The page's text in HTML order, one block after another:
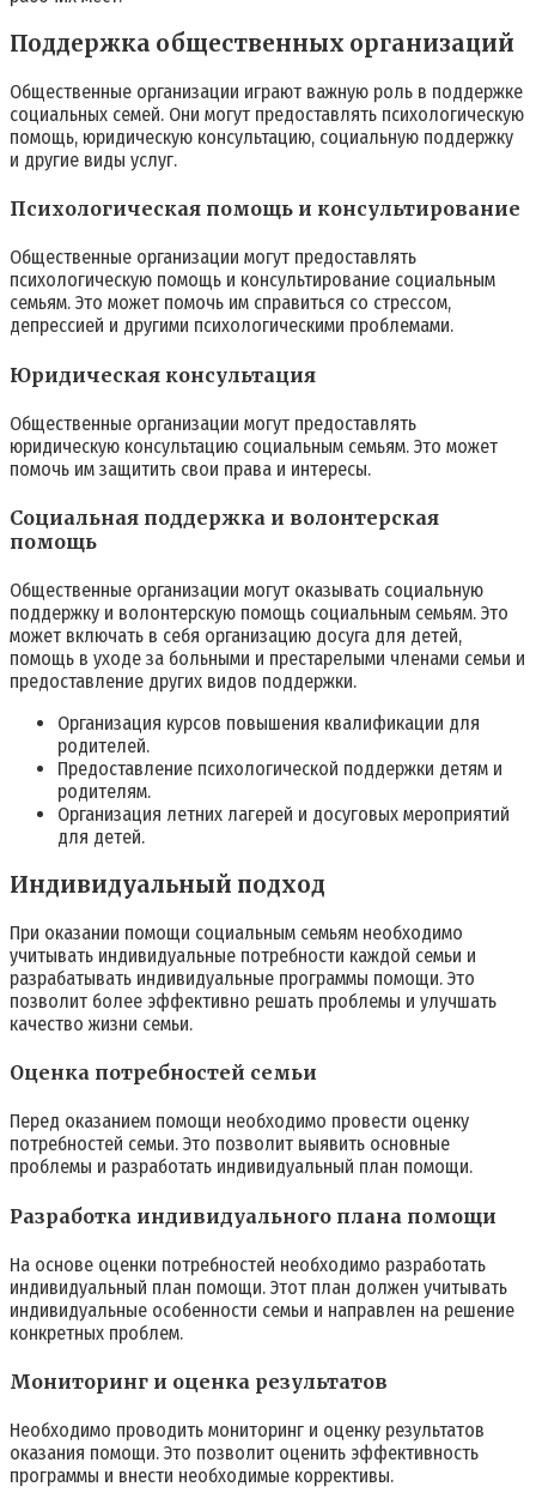
Поддержка общественных организаций
Общественные организации играют важную роль в поддержке
социальных семей. Они могут предоставлять психологическую
помощь, юридическую консультацию, социальную поддержку
и другие виды услуг.
Психологическая помощь и консультирование
Общественные организации могут предоставлять
психологическую помощь и консультирование социальным
семьям. Это может помочь им справиться со стрессом,
депрессией и другими психологическими проблемами.
Юридическая консультация
Общественные организации могут предоставлять
юридическую консультацию социальным семьям. Это может
помочь им защитить свои права и интересы.
Социальная поддержка и волонтерская
помощь
Общественные организации могут оказывать социальную
поддержку и волонтерскую помощь социальным семьям. Это
может включать в себя организацию досуга для детей,
помощь в уходе за больными и престарелыми членами семьи и
предоставление других видов поддержки.
Организация курсов повышения квалификации для
родителей.
Предоставление психологической поддержки детям и
родителям.
Организация летних лагерей и досуговых мероприятий
для детей.
Индивидуальный подход
При оказании помощи социальным семьям необходимо
учитывать индивидуальные потребности каждой семьи и
разрабатывать индивидуальные программы помощи. Это
позволит более эффективно решать проблемы и улучшать
качество жизни семьи.
Оценка потребностей семьи
Перед оказанием помощи необходимо провести оценку
потребностей семьи. Это позволит выявить основные
проблемы и разработать индивидуальный план помощи.
Разработка индивидуального плана помощи
На основе оценки потребностей необходимо разработать
индивидуальный план помощи. Этот план должен учитывать
индивидуальные особенности семьи и направлен на решение
конкретных проблем.
Мониторинг и оценка результатов
Необходимо проводить мониторинг и оценку результатов
оказания помощи. Это позволит оценить эффективность
программы и внести необходимые коррективы.